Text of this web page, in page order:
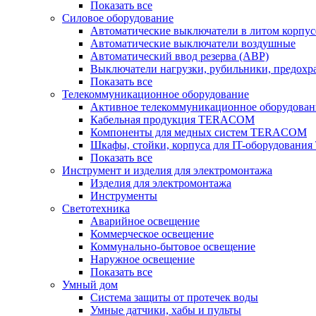
Показать все
Силовое оборудование
Автоматические выключатели в литом
Автоматические выключатели воздушные
Автоматический ввод резерва (АВР)
Выключатели нагрузки, рубильники,
Показать все
Телекоммуникационное оборудование
Активное телекоммуникационное
Кабельная продукция TERACOM
Компоненты для медных систем TERACOM
Шкафы, стойки, корпуса для IT-
Показать все
Инструмент и изделия для электромонтажа
Изделия для электромонтажа
Инструменты
Светотехника
Аварийное освещение
Коммерческое освещение
Коммунально-бытовое освещение
Наружное освещение
Показать все
Умный дом
Система защиты от протечек воды
Умные датчики, хабы и пульты